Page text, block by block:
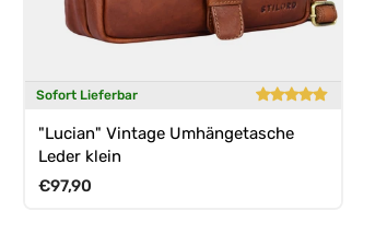
Sofort Lieferbar
"Lucian" Vintage Umhängetasche
Leder klein
Normaler Preis
€97,90